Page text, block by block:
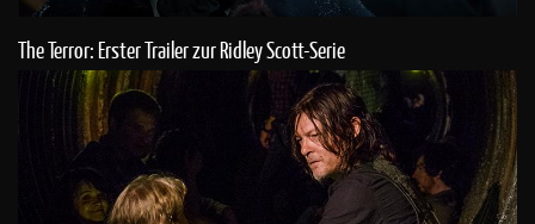
The Terror: Erster Trailer zur Ridley Scott-Serie